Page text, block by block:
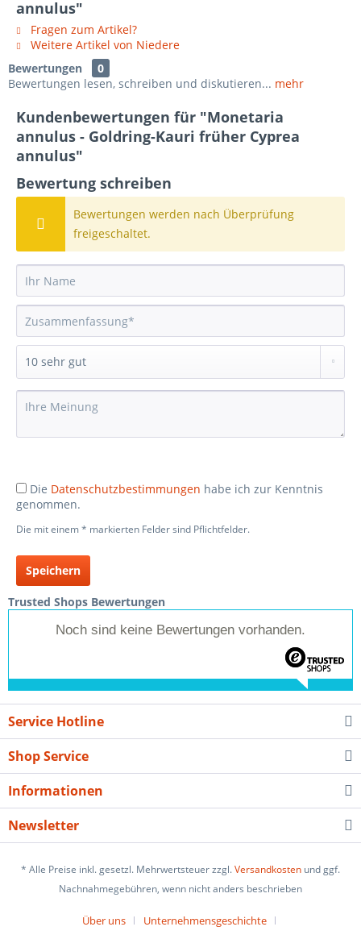
annulus"
Fragen zum Artikel?
Weitere Artikel von Niedere
Bewertungen
0
Bewertungen lesen, schreiben und diskutieren... mehr
Kundenbewertungen für "Monetaria
annulus - Goldring-Kauri früher Cyprea
annulus"
Bewertung schreiben
Bewertungen werden nach Überprüfung
freigeschaltet.
Die Datenschutzbestimmungen habe ich zur Kenntnis
genommen.
Die mit einem * markierten Felder sind Pflichtfelder.
Speichern
Trusted Shops Bewertungen
Noch sind keine Bewertungen vorhanden.
Service Hotline
Shop Service
Informationen
Newsletter
* Alle Preise inkl. gesetzl. Mehrwertsteuer zzgl.Versandkosten und ggf.
Nachnahmegebühren, wenn nicht anders beschrieben
Über uns Unternehmensgeschichte